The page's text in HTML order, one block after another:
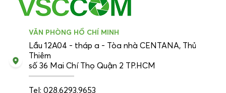
VĂN PHÒNG HỒ CHÍ MINH
Lầu 12A04 - tháp a - Tòa nhà CENTANA, Thủ
Thiêm
số 36 Mai Chí Thọ Quận 2 TP.HCM
Tel: 028.6293.9653